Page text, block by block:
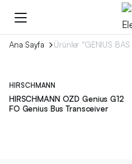
Ana Sayfa Ürünler “GENIUS BAS
HIRSCHMANN
HIRSCHMANN OZD Genius G12
FO Genius Bus Transceiver